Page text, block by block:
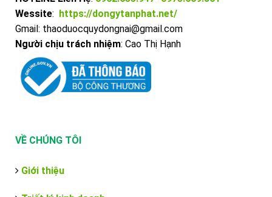
Wessite: https://dongytanphat.net/
Gmail: thaoduocquydongnai@gmail.com
Người chịu trách nhiệm: Cao Thị Hạnh
VỀ CHÚNG TÔI
Giới thiệu